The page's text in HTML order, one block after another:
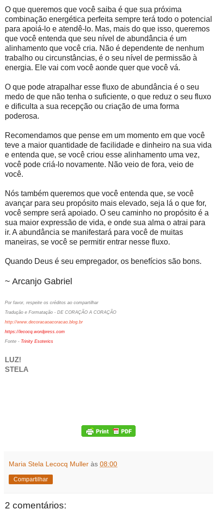
O que queremos que você saiba é que sua próxima
combinação energética perfeita sempre terá todo o potencial
para apoiá-lo e atendê-lo. Mas, mais do que isso, queremos
que você entenda que seu nível de abundância é um
alinhamento que você cria. Não é dependente de nenhum
trabalho ou circunstâncias, é o seu nível de permissão à
energia. Ele vai com você aonde quer que você vá.
O que pode atrapalhar esse fluxo de abundância é o seu
medo de que não tenha o suficiente, o que reduz o seu fluxo
e dificulta a sua recepção ou criação de uma forma
poderosa.
Recomendamos que pense em um momento em que você
teve a maior quantidade de facilidade e dinheiro na sua vida
e entenda que, se você criou esse alinhamento uma vez,
você pode criá-lo novamente. Não veio de fora, veio de
você.
Nós também queremos que você entenda que, se você
avançar para seu propósito mais elevado, seja lá o que for,
você sempre será apoiado. O seu caminho no propósito é a
sua maior expressão de vida, e onde sua alma o atrai para
ir. A abundância se manifestará para você de muitas
maneiras, se você se permitir entrar nesse fluxo.
Quando Deus é seu empregador, os benefícios são bons.
~ Arcanjo Gabriel
Por favor, respeite os créditos ao compartilhar
Tradução e Formatação - DE CORAÇÃO A CORAÇÃO
http://www.decoracaoacoracao.blog.br
https://lecocq.wordpress.com
Fonte - Trinity Esoterics
LUZ!
STELA
Maria Stela Lecocq Muller às 08:00
Compartilhar
2 comentários: